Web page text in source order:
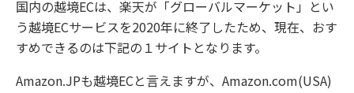
国内の越境ECは、楽天が「グローバルマーケット」とい
う越境ECサービスを2020年に終了したため、現在、おす
すめできるのは下記の１サイトとなります。
Amazon.JPも越境ECと言えますが、Amazon.com(USA)